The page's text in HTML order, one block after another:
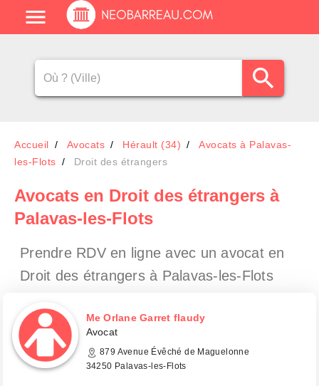
Accueil Avocats Hérault (34)
Avocats à Palavas-
les-Flots
Droit des étrangers
Avocats en Droit des étrangers à
Palavas-les-Flots
Prendre RDV en ligne avec un avocat en
Droit des étrangers à Palavas-les-Flots
Me Orlane Garret flaudy
Avocat
879 Avenue Évêché de Maguelonne
34250 Palavas-les-Flots